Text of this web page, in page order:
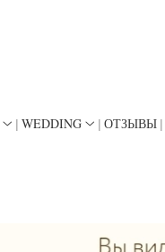
WEDDING ОТЗЫВЫ